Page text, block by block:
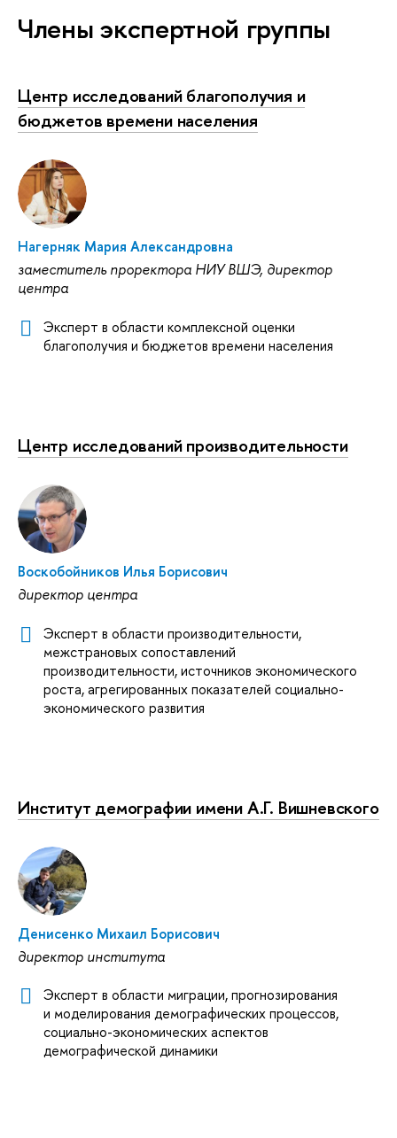
Члены экспертной группы
Центр исследований благополучия и
бюджетов времени населения
Нагерняк Мария Александровна
заместитель проректора НИУ ВШЭ, директор
центра
Эксперт в области комплексной оценки
благополучия и бюджетов времени населения
Центр исследований производительности
Воскобойников Илья Борисович
директор центра
Эксперт в области производительности,
межстрановых сопоставлений
производительности, источников экономического
роста, агрегированных показателей социально-
экономического развития
Институт демографии имени А.Г. Вишневского
Денисенко Михаил Борисович
директор института
Эксперт в области миграции, прогнозирования
и моделирования демографических процессов,
социально-экономических аспектов
демографической динамики